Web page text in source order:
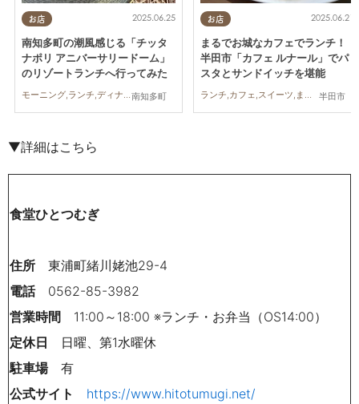
お店
南知多町
2025.06.25
南知多町の潮風感じる「チッタ
ナポリ アニバーサリードーム」
のリゾートランチへ行ってみた
モーニング,ランチ,ディナー,行ってみたレポ,家族,カップル
お店
半田市
2025.06.21
まるでお城なカフェでランチ！
半田市「カフェ ルナール」でパ
スタとサンドイッチを堪能
ランチ,カフェ,スイーツ,まちネタ,行ってみたレポ
▼詳細はこちら
食堂ひとつむぎ
住所 東浦町緒川姥池29-4
電話0562-85-3982
営業時間 11:00～18:00 ※ランチ・お弁当（OS14:00）
定休日 日曜、第1水曜休
駐車場有
公式サイト
https://www.hitotumugi.net/